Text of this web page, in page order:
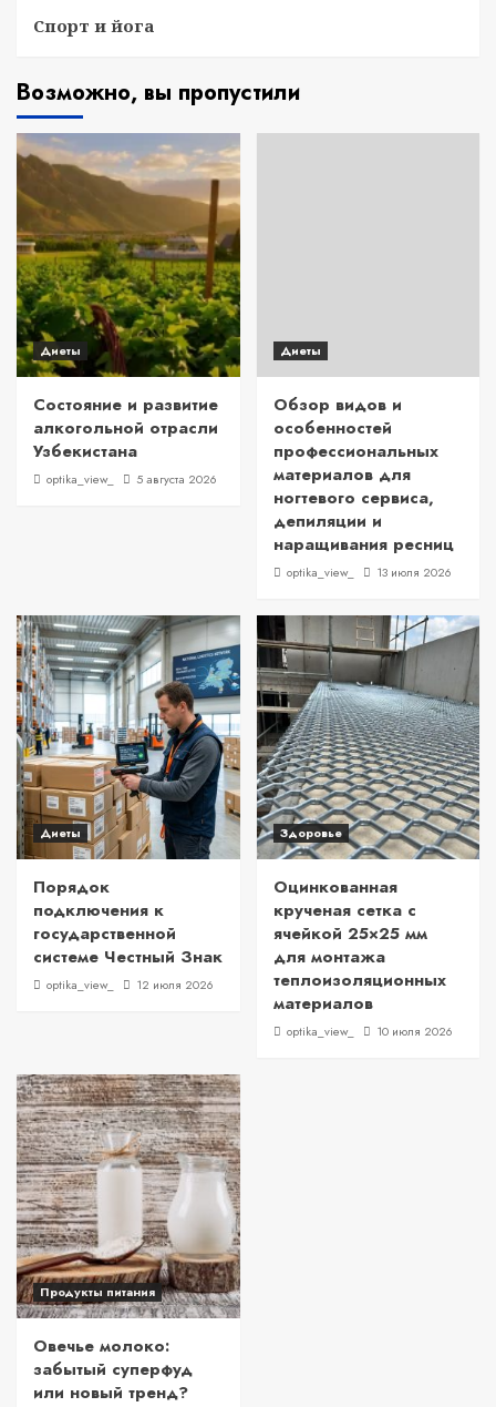
Спорт и йога
Возможно, вы пропустили
Диеты
Состояние и развитие
алкогольной отрасли
Узбекистана
optika_view_ 5 августа 2026
Диеты
Обзор видов и
особенностей
профессиональных
материалов для
ногтевого сервиса,
депиляции и
наращивания ресниц
optika_view_ 13 июля 2026
Диеты
Порядок
подключения к
государственной
системе Честный Знак
optika_view_ 12 июля 2026
Здоровье
Оцинкованная
крученая сетка с
ячейкой 25×25 мм
для монтажа
теплоизоляционных
материалов
optika_view_ 10 июля 2026
Продукты питания
Овечье молоко:
забытый суперфуд
или новый тренд?